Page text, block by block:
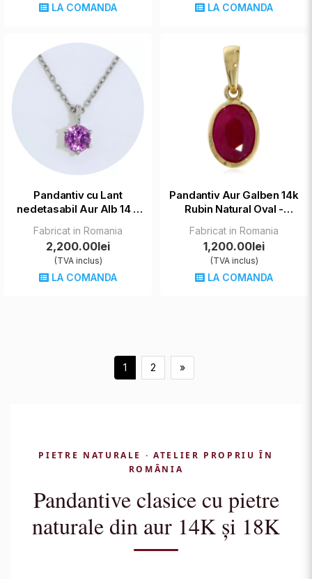
LA COMANDA LA COMANDA
Pandantiv cu Lant
nedetasabil Aur Alb 14 k
Eleganta si Delicatete
Fabricat in Romania
2,200.00lei
(TVA inclus)
LA COMANDA
Pandantiv Aur Galben 14k
Rubin Natural Oval -
Fabricat in Romania
1,200.00lei
(TVA inclus)
LA COMANDA
1 2 »
PIETRE NATURALE · ATELIER PROPRIU ÎN
ROMÂNIA
Pandantive clasice cu pietre
naturale din aur 14K și 18K